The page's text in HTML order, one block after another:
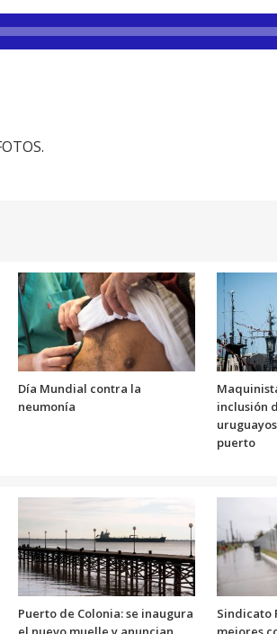
Día Mundial contra la
neumonía
inclusión
puerto
Puerto de Colonia: se inaugura
Sindicato